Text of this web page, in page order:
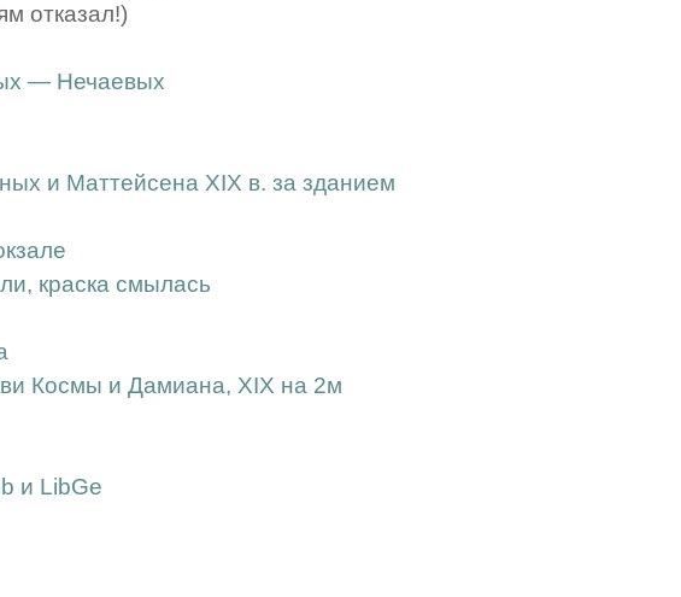
отказал!)
— Нечаевых
и Маттейсена XIX в. за зданием
краска смылась
Космы и Дамиана, XIX на 2м
и LibGe